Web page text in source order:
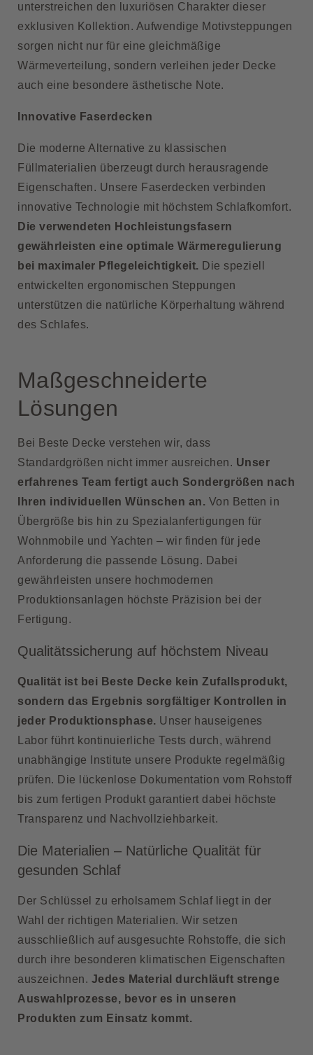
unterstreichen den luxuriösen Charakter dieser
exklusiven Kollektion. Aufwendige Motivsteppungen
sorgen nicht nur für eine gleichmäßige
Wärmeverteilung, sondern verleihen jeder Decke
auch eine besondere ästhetische Note.
Innovative Faserdecken
Die moderne Alternative zu klassischen
Füllmaterialien überzeugt durch herausragende
Eigenschaften. Unsere Faserdecken verbinden
innovative Technologie mit höchstem Schlafkomfort.
Die verwendeten Hochleistungsfasern
gewährleisten eine optimale Wärmeregulierung
bei maximaler Pflegeleichtigkeit. Die speziell
entwickelten ergonomischen Steppungen
unterstützen die natürliche Körperhaltung während
des Schlafes.
Maßgeschneiderte
Lösungen
Bei Beste Decke verstehen wir, dass
Standardgrößen nicht immer ausreichen. Unser
erfahrenes Team fertigt auch Sondergrößen nach
Ihren individuellen Wünschen an. Von Betten in
Übergröße bis hin zu Spezialanfertigungen für
Wohnmobile und Yachten – wir finden für jede
Anforderung die passende Lösung. Dabei
gewährleisten unsere hochmodernen
Produktionsanlagen höchste Präzision bei der
Fertigung.
Qualitätssicherung auf höchstem Niveau
Qualität ist bei Beste Decke kein Zufallsprodukt,
sondern das Ergebnis sorgfältiger Kontrollen in
jeder Produktionsphase. Unser hauseigenes
Labor führt kontinuierliche Tests durch, während
unabhängige Institute unsere Produkte regelmäßig
prüfen. Die lückenlose Dokumentation vom Rohstoff
bis zum fertigen Produkt garantiert dabei höchste
Transparenz und Nachvollziehbarkeit.
Die Materialien – Natürliche Qualität für
gesunden Schlaf
Der Schlüssel zu erholsamem Schlaf liegt in der
Wahl der richtigen Materialien. Wir setzen
ausschließlich auf ausgesuchte Rohstoffe, die sich
durch ihre besonderen klimatischen Eigenschaften
auszeichnen. Jedes Material durchläuft strenge
Auswahlprozesse, bevor es in unseren
Produkten zum Einsatz kommt.